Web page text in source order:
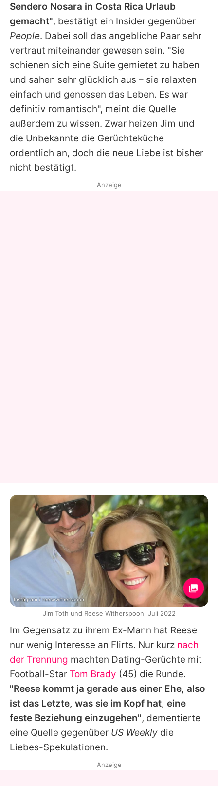
Sendero Nosara in Costa Rica Urlaub
gemacht", bestätigt ein Insider gegenüber
People. Dabei soll das angebliche Paar sehr
vertraut miteinander gewesen sein. "Sie
schienen sich eine Suite gemietet zu haben
und sahen sehr glücklich aus – sie relaxten
einfach und genossen das Leben. Es war
definitiv romantisch", meint die Quelle
außerdem zu wissen. Zwar heizen Jim und
die Unbekannte die Gerüchteküche
ordentlich an, doch die neue Liebe ist bisher
nicht bestätigt.
Im Gegensatz zu ihrem Ex-Mann hat Reese
nur wenig Interesse an Flirts. Nur kurz nach
der Trennung machten Dating-Gerüchte mit
Football-Star Tom Brady (45) die Runde.
"Reese kommt ja gerade aus einer Ehe, also
ist das Letzte, was sie im Kopf hat, eine
feste Beziehung einzugehen", dementierte
eine Quelle gegenüber US Weekly die
Liebes-Spekulationen.
Anzeige
Instagram / reesewitherspoon
Jim Toth und Reese Witherspoon, Juli 2022
Anzeige